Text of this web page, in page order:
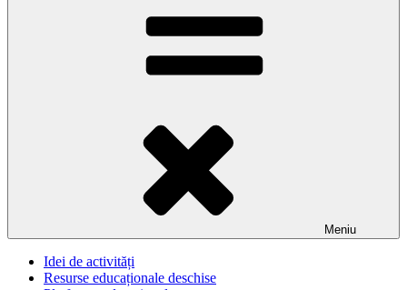
Meniu
Idei de activități
Resurse educaționale deschise